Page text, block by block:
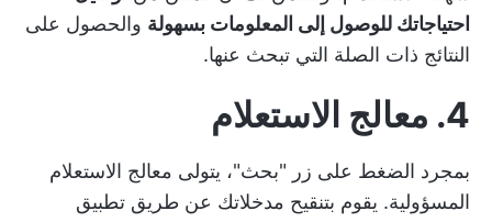
احتياجاتك للوصول إلى المعلومات بسهولة والحصول على
النتائج ذات الصلة التي تبحث عنها.
4. معالج الاستعلام
بمجرد الضغط على زر "بحث"، يتولى معالج الاستعلام
المسؤولية. يقوم بتنقيح مدخلاتك عن طريق تطبيق